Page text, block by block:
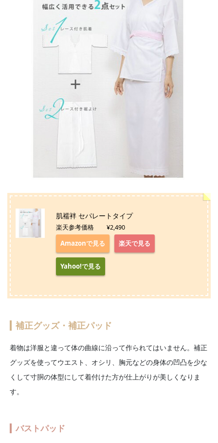
肌襦袢 セパレートタイプ
楽天参考価格 ¥2,490
Amazonで見る 楽天で見る
Yahoo!で見る
補正グッズ・補正パッド
着物は洋服と違って体の曲線に沿って作られてはいません。補正
グッズを使ってウエスト、オシリ、胸元などの身体の凹凸を少な
くして寸胴の体型にして着付けた方が仕上がりが美しくなりま
す。
バストパッド